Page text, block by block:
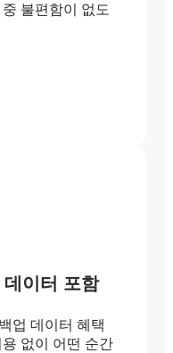
불편함이 없도
이터 포함
업 데이터 혜택
없이 어떤 순간